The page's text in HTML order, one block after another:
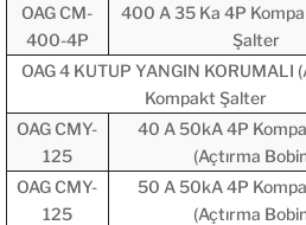
OAG CM-
400-4P
400 A 35 Ka 4P
Şalter
OAG 4 KUTUP YANGIN KORUMALI
Kompakt Şalter
OAG CMY-
125
40 A 50kA 4P
(Açtırma
OAG CMY-
125
50 A 50kA 4P
(Açtırma